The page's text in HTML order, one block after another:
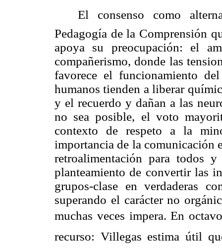
El consenso como
Pedagogía dela Comprensión
apoya su preocupación: el
compañerismo, donde las
favorece el funcionamiento
humanos tienden a liberar
y el recuerdo y dañan a las
no sea posible, el voto
contexto de respeto a la
importancia de la comunicación
retroalimentación para todos
planteamiento de convertir las
grupos-clase en verdaderas
superando el carácter no
muchas veces impera. En
recurso: Villegas estima útil